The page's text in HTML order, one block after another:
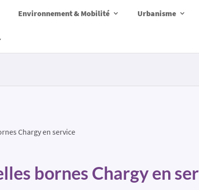
Environnement & Mobilité Urbanisme
Chargy en service
bornes Chargy en